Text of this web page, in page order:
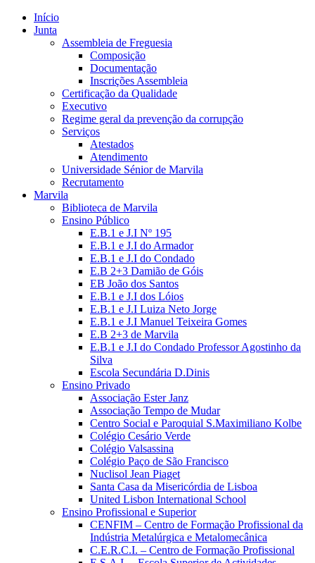
Início
Junta
Assembleia de Freguesia
Composição
Documentação
Inscrições Assembleia
Certificação da Qualidade
Executivo
Regime geral da prevenção da corrupção
Serviços
Atestados
Atendimento
Universidade Sénior de Marvila
Recrutamento
Marvila
Biblioteca de Marvila
Ensino Público
E.B.1 e J.I Nº 195
E.B.1 e J.I do Armador
E.B.1 e J.I do Condado
E.B 2+3 Damião de Góis
EB João dos Santos
E.B.1 e J.I dos Lóios
E.B.1 e J.I Luiza Neto Jorge
E.B.1 e J.I Manuel Teixeira Gomes
E.B 2+3 de Marvila
E.B.1 e J.I do Condado Professor Agostinho da
Silva
Escola Secundária D.Dinis
Ensino Privado
Associação Ester Janz
Associação Tempo de Mudar
Centro Social e Paroquial S.Maximiliano Kolbe
Colégio Cesário Verde
Colégio Valsassina
Colégio Paço de São Francisco
Nuclisol Jean Piaget
Santa Casa da Misericórdia de Lisboa
United Lisbon International School
Ensino Profissional e Superior
CENFIM – Centro de Formação Profissional da
Indústria Metalúrgica e Metalomecânica
C.E.R.C.I. – Centro de Formação Profissional